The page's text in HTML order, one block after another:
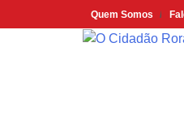
to
Quem Somos